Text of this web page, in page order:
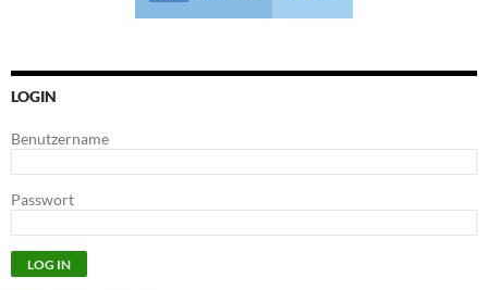
LOGIN
Benutzername
Passwort